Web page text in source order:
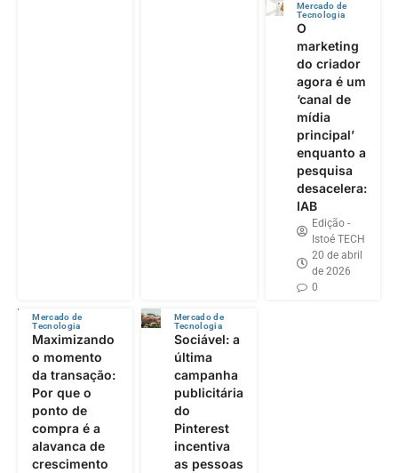
Mercado de
Tecnologia
O
marketing
do criador
agora é um
‘canal de
mídia
principal’
enquanto a
pesquisa
desacelera:
IAB
Edição -
Istoé TECH
20 de abril
de 2026
0
Mercado de
Tecnologia
Maximizando
o momento
da transação:
Por que o
ponto de
compra é a
alavanca de
crescimento
Mercado de
Tecnologia
Sociável: a
última
campanha
publicitária
do
Pinterest
incentiva
as pessoas